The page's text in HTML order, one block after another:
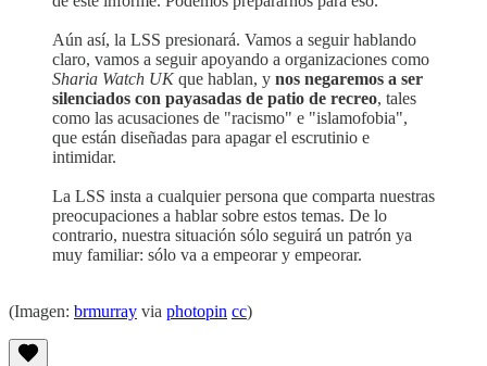
Aún así, la LSS presionará. Vamos a seguir hablando
claro, vamos a seguir apoyando a organizaciones como
Sharia Watch UKque hablan, y nos negaremos a ser
silenciados con payasadas de patio de recreo, tales
como las acusaciones de "racismo" e "islamofobia",
que están diseñadas para apagar el escrutinio e
intimidar.
La LSS insta a cualquier persona que comparta nuestras
preocupaciones a hablar sobre estos temas. De lo
contrario, nuestra situación sólo seguirá un patrón ya
muy familiar: sólo va a empeorar y empeorar.
(Imagen: brmurray via photopin cc)